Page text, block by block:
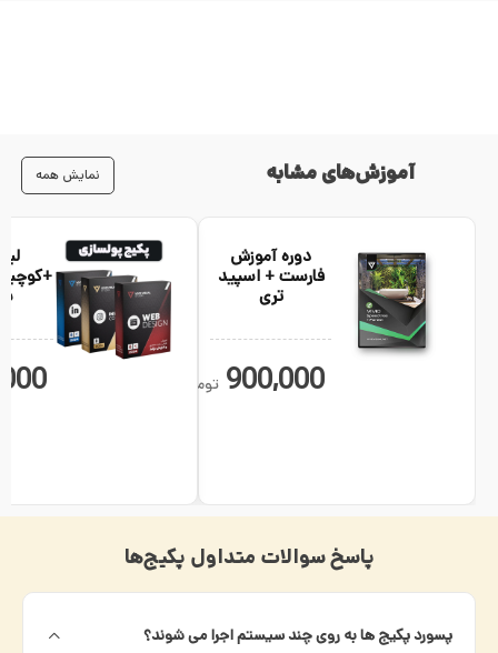
آموزش‌های مشابه نمایش همه
دوره آموزش
فارست + اسپید
تری
900,000 تومان
پاسخ سوالات متداول پکیج‌ها
پسورد پکیج ها به روی چند سیستم اجرا می شوند؟